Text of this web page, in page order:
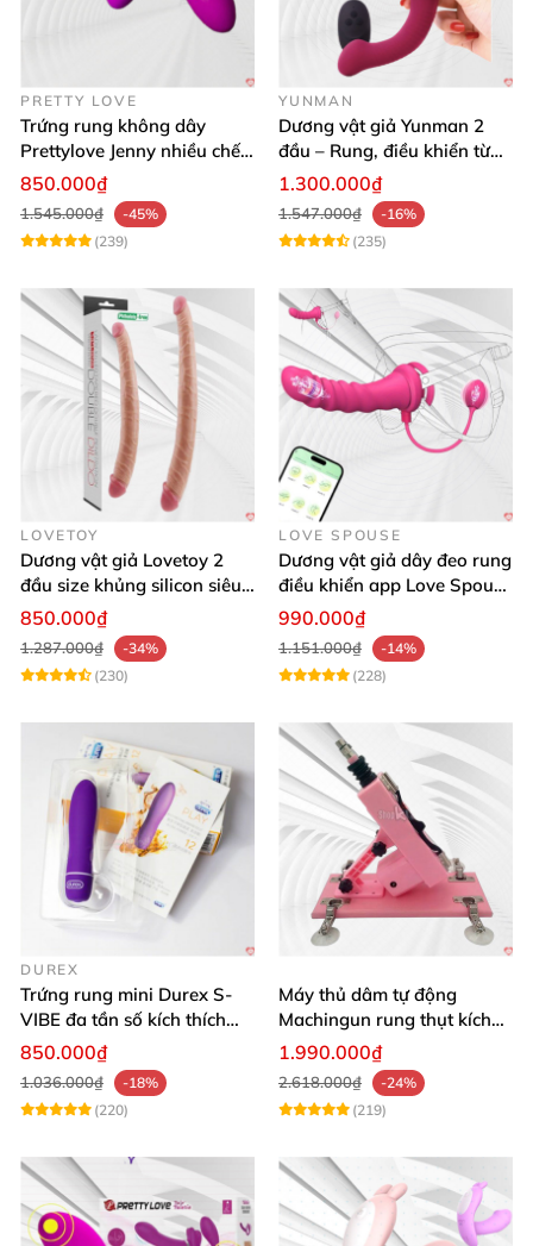
PRETTY LOVE
Trứng rung không dây
Prettylove Jenny nhiều chế
độ rung silicone Nhật
850.000₫
1.545.000₫
-45%
(239)
YUNMAN
Dương vật giả Yunman 2
đầu – Rung, điều khiển từ
xa cho les cực phê
1.300.000₫
1.547.000₫
-16%
(235)
LOVETOY
Dương vật giả Lovetoy 2
đầu size khủng silicon siêu
mềm có thể uốn
850.000₫
1.287.000₫
-34%
(230)
LOVE SPOUSE
Dương vật giả dây đeo rung
điều khiển app Love Spouse
thỏa mãn
990.000₫
1.151.000₫
-14%
(228)
DUREX
Trứng rung mini Durex S-
VIBE đa tần số kích thích
điểm G
850.000₫
1.036.000₫
-18%
(220)
Máy thủ dâm tự động
Machingun rung thụt kích
thích âm đạo cực phê
1.990.000₫
2.618.000₫
-24%
(219)